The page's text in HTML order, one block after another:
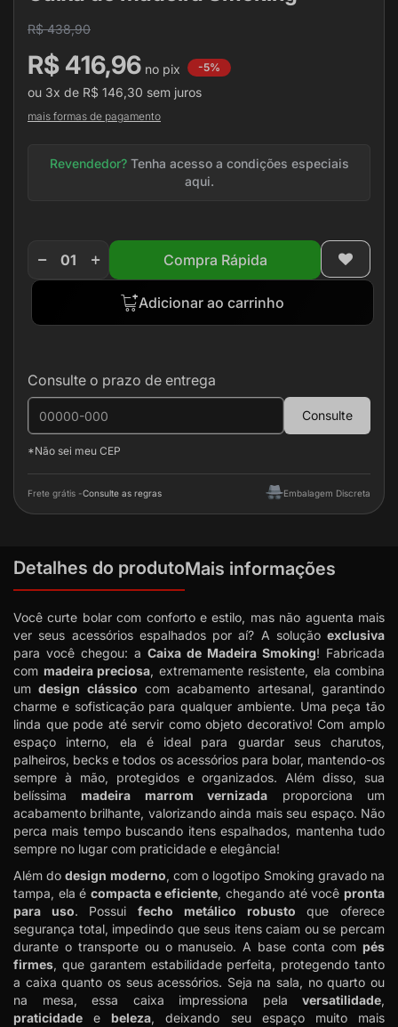
R$ 438,90
R$ 416,96 -5%
ou 3x de R$ 146,30 sem juros
mais formas de pagamento
Revendedor?Tenha acesso a condições especiais
aqui.
Compra Rápida
Adicionar ao carrinho
Consulte o prazo de entrega
Consulte
*Não sei meu CEP
Frete grátis -Consulte as regras Embalagem Discreta
imagens
Detalhes do produtoMais informações
Você curte bolar com conforto e estilo, mas não aguenta mais
ver seus acessórios espalhados por aí? A solução exclusiva
para você chegou: a Caixa de Madeira Smoking! Fabricada
com madeira preciosa, extremamente resistente, ela combina
umdesign clássico com acabamento artesanal, garantindo
charme e sofisticação para qualquer ambiente. Uma peça tão
linda que pode até servir como objeto decorativo! Com amplo
espaço interno, ela é ideal para guardar seus charutos,
palheiros, becks e todos os acessórios para bolar, mantendo-os
sempre à mão, protegidos e organizados. Além disso, sua
belíssima madeira marrom vernizada proporciona um
acabamento brilhante, valorizando ainda mais seu espaço. Não
perca mais tempo buscando itens espalhados, mantenha tudo
sempre no lugar com praticidade e elegância!
Além dodesign moderno, com o logotipo Smoking gravado na
tampa, ela é compacta e eficiente, chegando até você pronta
para uso. Possuifecho metálico robusto que oferece
segurança total, impedindo que seus itens caiam ou se percam
durante o transporte ou o manuseio. A base conta com pés
firmes, que garantem estabilidade perfeita, protegendo tanto
a caixa quanto os seus acessórios. Seja na sala, no quarto ou
na mesa, essa caixa impressiona pela versatilidade,
praticidade e beleza, deixando seu espaço muito mais